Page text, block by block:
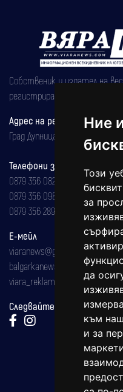
Ние
Този
за
да
към
и за
Собственик и издател на
регистрирана на 08.05.2002
Адрес на редакцията
Град Дупница, ул.''Христо
Телефони за реклама и
0879 356 082
0879 356 098
0879 356 289
Е-мейл
viaranews@gmail.com
balgarkanews@gmail.com
viara_reklama@mail.bg
Следвайте ни: